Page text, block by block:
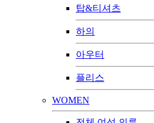
탑&티셔츠
하의
아우터
플리스
WOMEN